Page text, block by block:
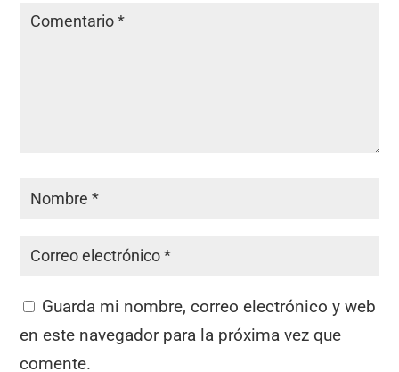
Guarda mi nombre, correo electrónico y web
en este navegador para la próxima vez que
comente.